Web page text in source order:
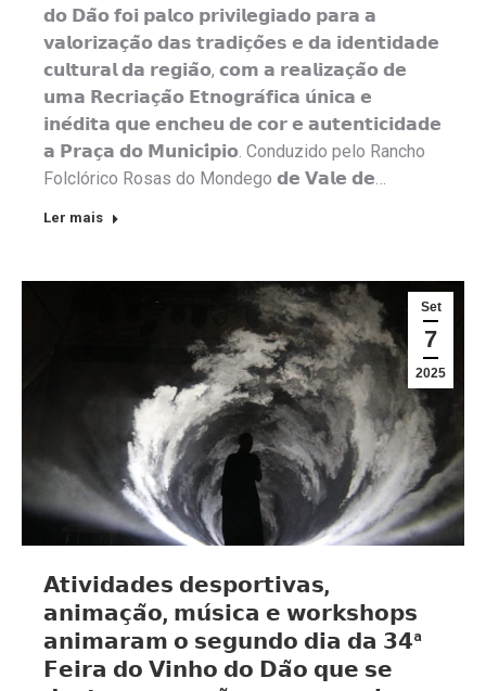
𝗱𝗼 𝗗𝗮̃𝗼 𝗳𝗼𝗶 𝗽𝗮𝗹𝗰𝗼 𝗽𝗿𝗶𝘃𝗶𝗹𝗲𝗴𝗶𝗮𝗱𝗼 𝗽𝗮𝗿𝗮 𝗮
𝘃𝗮𝗹𝗼𝗿𝗶𝘇𝗮𝗰̧𝗮̃𝗼 𝗱𝗮𝘀 𝘁𝗿𝗮𝗱𝗶𝗰̧𝗼̃𝗲𝘀 𝗲 𝗱𝗮 𝗶𝗱𝗲𝗻𝘁𝗶𝗱𝗮𝗱𝗲
𝗰𝘂𝗹𝘁𝘂𝗿𝗮𝗹 𝗱𝗮 𝗿𝗲𝗴𝗶𝗮̃𝗼, 𝗰𝗼𝗺 𝗮 𝗿𝗲𝗮𝗹𝗶𝘇𝗮𝗰̧𝗮̃𝗼 𝗱𝗲
𝘂𝗺𝗮 𝗥𝗲𝗰𝗿𝗶𝗮𝗰̧𝗮̃𝗼 𝗘𝘁𝗻𝗼𝗴𝗿𝗮́𝗳𝗶𝗰𝗮 𝘂́𝗻𝗶𝗰𝗮 𝗲
𝗶𝗻𝗲́𝗱𝗶𝘁𝗮 𝗾𝘂𝗲 𝗲𝗻𝗰𝗵𝗲𝘂 𝗱𝗲 𝗰𝗼𝗿 𝗲 𝗮𝘂𝘁𝗲𝗻𝘁𝗶𝗰𝗶𝗱𝗮𝗱𝗲
𝗮 𝗣𝗿𝗮𝗰̧𝗮 𝗱𝗼 𝗠𝘂𝗻𝗶𝗰𝗶́𝗽𝗶𝗼. Conduzido pelo Rancho
Folclórico Rosas do Mondego 𝗱𝗲 𝗩𝗮𝗹𝗲 𝗱𝗲…
Ler mais
Set
7
2025
𝗔𝘁𝗶𝘃𝗶𝗱𝗮𝗱𝗲𝘀 𝗱𝗲𝘀𝗽𝗼𝗿𝘁𝗶𝘃𝗮𝘀,
𝗮𝗻𝗶𝗺𝗮𝗰̧𝗮̃𝗼, 𝗺𝘂́𝘀𝗶𝗰𝗮 𝗲 𝘄𝗼𝗿𝗸𝘀𝗵𝗼𝗽𝘀
𝗮𝗻𝗶𝗺𝗮𝗿𝗮𝗺 𝗼 𝘀𝗲𝗴𝘂𝗻𝗱𝗼 𝗱𝗶𝗮 𝗱𝗮 𝟯𝟰ª
𝗙𝗲𝗶𝗿𝗮 𝗱𝗼 𝗩𝗶𝗻𝗵𝗼 𝗱𝗼 𝗗𝗮̃𝗼 𝗾𝘂𝗲 𝘀𝗲